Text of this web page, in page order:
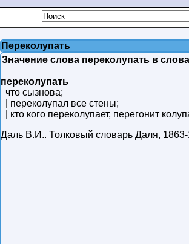
Переколупать
Значение слова переколупать в
переколупать
что сызнова;
| переколупал все стены;
| кто кого переколупает, перегонит
Даль В.И.. Толковый словарь Даля,